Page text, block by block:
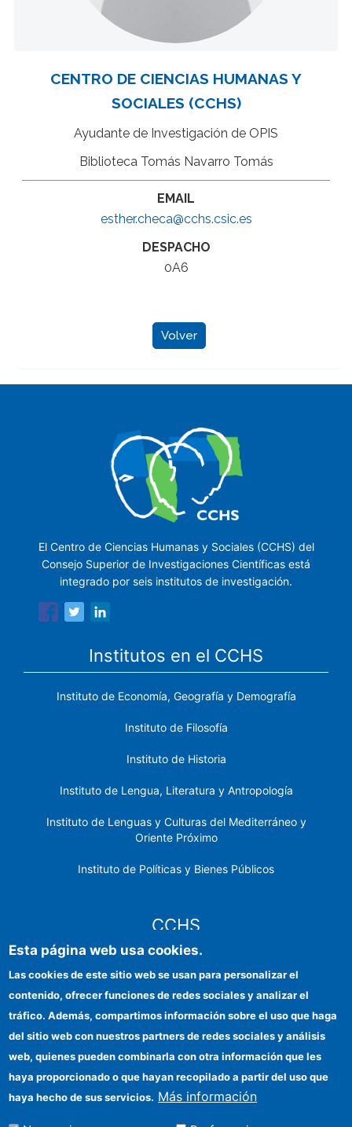
CENTRO DE CIENCIAS HUMANAS Y
SOCIALES (CCHS)
Ayudante de Investigación de OPIS
Biblioteca Tomás Navarro Tomás
EMAIL
esther.checa@cchs.csic.es
DESPACHO
0A6
Volver
El Centro de Ciencias Humanas y Sociales (CCHS) del
Consejo Superior de Investigaciones Científicas está
integrado por seis institutos de investigación.
Institutos en el CCHS
Instituto de Economía, Geografía y Demografía
Instituto de Filosofía
Instituto de Historia
Instituto de Lengua, Literatura y Antropología
Instituto de Lenguas y Culturas del Mediterráneo y
Oriente Próximo
Instituto de Políticas y Bienes Públicos
CCHS
Identidad institucional
Ayudas FEDER
Organismos financiadores
Contacto
Esta página web usa cookies.
Las cookies de este sitio web se usan para personalizar el
contenido, ofrecer funciones de redes sociales y analizar el
tráfico. Además, compartimos información sobre el uso que haga
del sitio web con nuestros partners de redes sociales y análisis
web, quienes pueden combinarla con otra información que les
haya proporcionado o que hayan recopilado a partir del uso que
haya hecho de sus servicios. Más información